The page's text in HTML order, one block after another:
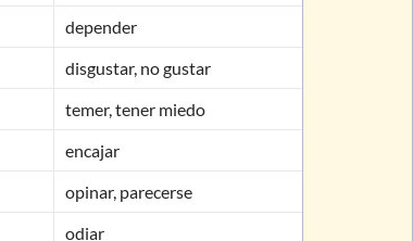
depender
disgustar, no gustar
temer, tener miedo
encajar
opinar, parecerse
odiar